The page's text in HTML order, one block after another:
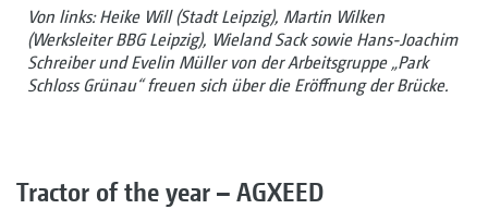
Von links: Heike Will (Stadt Leipzig), Martin Wilken
(Werksleiter BBG Leipzig), Wieland Sack sowie Hans-Joachim
Schreiber und Evelin Müller von der Arbeitsgruppe „Park
Schloss Grünau“ freuen sich über die Eröffnung der Brücke.
Tractor of the year – AGXEED